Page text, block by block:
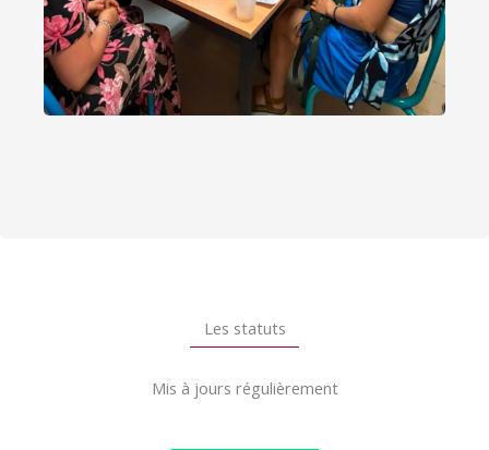
Les statuts
Mis à jours régulièrement